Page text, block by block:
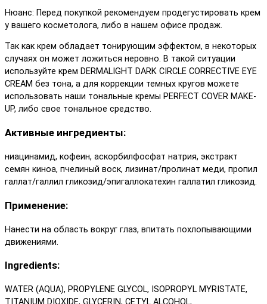
Нюанс: Перед покупкой рекомендуем продегустировать крем
у вашего косметолога, либо в нашем офисе продаж.
Так как крем обладает тонирующим эффектом, в некоторых
случаях он может ложиться неровно. В такой ситуации
используйте крем DERMALIGHT DARK CIRCLE CORRECTIVE EYE
CREAM без тона, а для коррекции темных кругов можете
использовать наши тональные кремы PERFECT COVER MAKE-
UP, либо свое тональное средство.
Активные ингредиенты:
ниацинамид, кофеин, аскорбилфосфат натрия, экстракт
семян киноа, пчелиный воск, лизинат/пролинат меди, пропил
галлат/галлил гликозид/эпигаллокатехин галлатил гликозид.
Применение:
Нанести на область вокруг глаз, впитать похлопывающими
движениями.
Ingredients:
WATER (AQUA), PROPYLENE GLYCOL, ISOPROPYL MYRISTATE,